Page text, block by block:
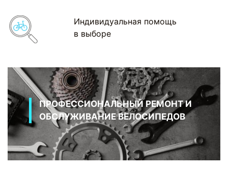
Индивидуальная помощь
в выборе
ПРОФЕССИОНАЛЬНЫЙ РЕМОНТ И
ОБСЛУЖИВАНИЕ ВЕЛОСИПЕДОВ